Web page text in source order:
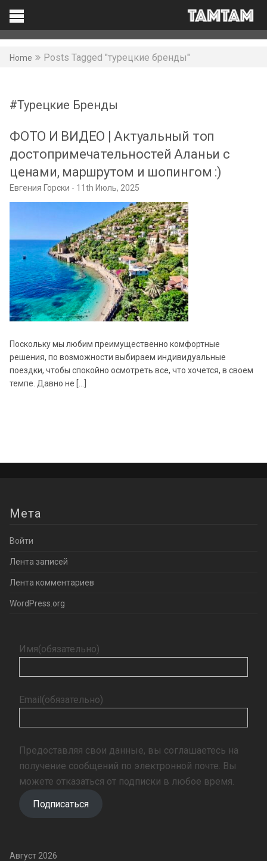
Facebook
Home Posts Tagged "турецкие бренды"
Турецкие Бренды
ФОТО И ВИДЕО | Актуальный топ
достопримечательностей Аланьи с
ценами, маршрутом и шопингом :)
Евгения Горски 11th Июль, 2025
Поскольку мы любим преимущественно комфортные
решения, по возможности выбираем индивидуальные
поездки, чтобы спокойно осмотреть все, что хочется, в своем
темпе. Давно не […]
Мета
Войти
Лента записей
Лента комментариев
WordPress.org
Имя(обязательно)
Email(обязательно)
Предоставляя свои данные, вы соглашаетесь на
получение сообщений по электронной почте. Вы
можете отказаться от подписки в любое время.
Подписаться
Август 2026